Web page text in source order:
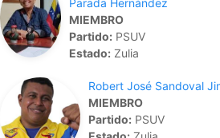
Parada Hernández
MIEMBRO
Partido:PSUV
Estado:Zulia
Robert José Sandoval
MIEMBRO
Partido:PSUV